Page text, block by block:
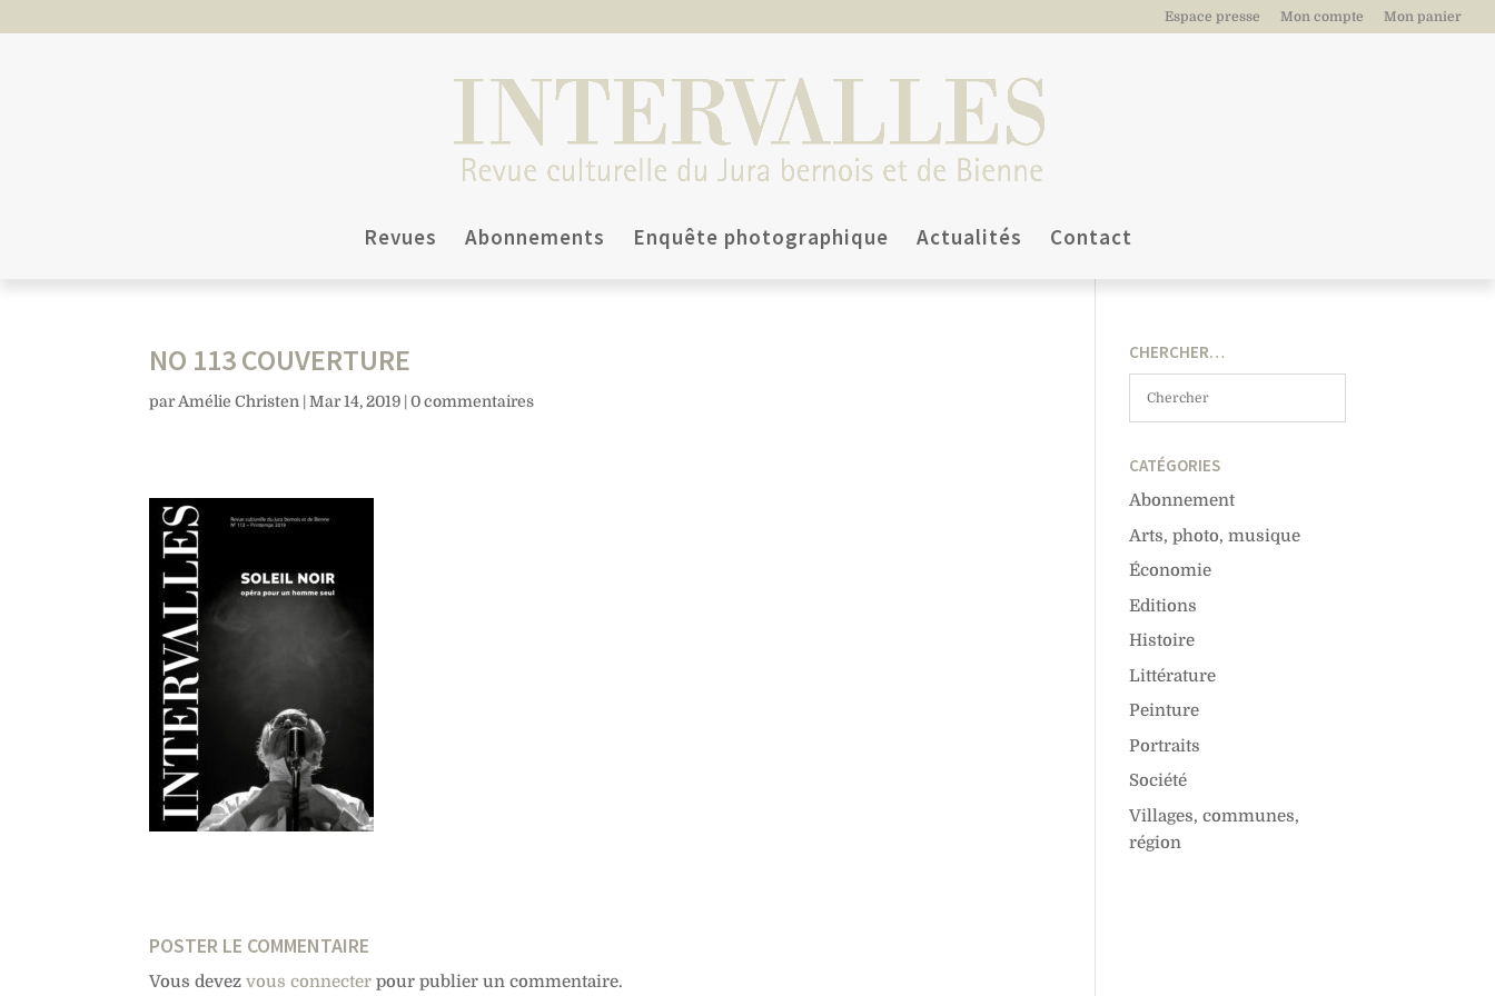
Espace presse Mon compte Mon panier
Revues Abonnements Enquête photographique Actualités Contact
NO 113 COUVERTURE
parAmélie Christen |Mar 14, 2019 |0 commentaires
POSTER LE COMMENTAIRE
Vous devezvous connecter pour publier un commentaire.
CHERCHER…
CATÉGORIES
Abonnement
Arts, photo, musique
Économie
Editions
Histoire
Littérature
Peinture
Portraits
Société
Villages, communes,
région